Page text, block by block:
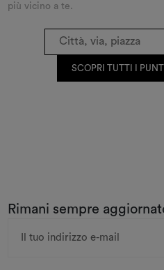
più vicino a te.
SCOPRI TUTTI I
Rimani sempre